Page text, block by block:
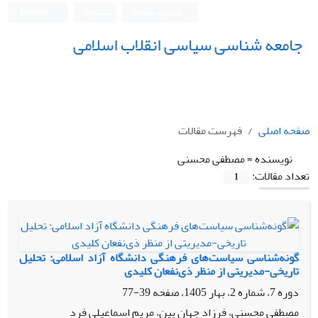
جامعه شناسی سیاسی انقلاب اسلامی
صفحه اصلی
فهرست مقالات
نویسنده =مصطفی محسنی
تعداد مقالات:
1
گونه‌شناسی سیاست‌های فرهنگی دانشگاه آزاد اسلامی: تحلیل
تاریخی-مدیریتی از منظر ذی‌نفعان کلیدی
دوره 7، شماره 2، بهار 1405، صفحه
39-77
مصطفی محسنی، فرزاد جهان بین، مریم اسماعیلی فرد